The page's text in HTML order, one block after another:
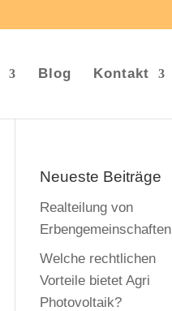
Blog Kontakt
Neueste Beiträge
Realteilung von
Erbengemeinschaften
Welche rechtlichen
Vorteile bietet Agri
Photovoltaik?